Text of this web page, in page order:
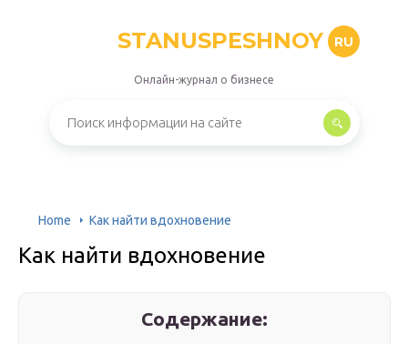
STANUSPESHNOY RU
Онлайн-журнал о бизнесе
Home Как найти вдохновение
Как найти вдохновение
Содержание: